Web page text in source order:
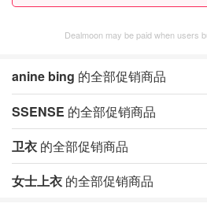
Dealmoon may be paid when users
anine bing 的全部促销商品
SSENSE 的全部促销商品
卫衣 的全部促销商品
女士上衣 的全部促销商品